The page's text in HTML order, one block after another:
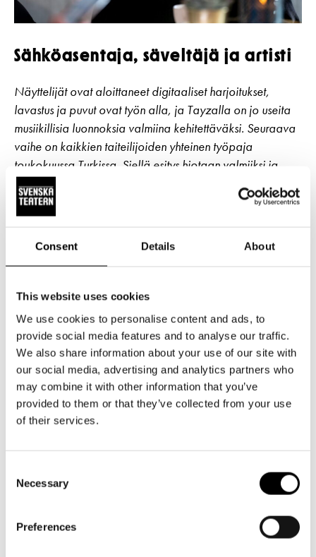
Consent Details About
This website uses cookies
We use cookies to personalise content and ads, to
provide social media features and to analyse our traffic.
We also share information about your use of our site with
our social media, advertising and analytics partners who
may combine it with other information that you’ve
provided to them or that they’ve collected from your use
of their services.
Selection
Necessary
Preferences
Sähköasentaja, säveltäjä ja artisti
Näyttelijät ovat aloittaneet digitaaliset harjoitukset,
lavastus ja puvut ovat työn alla, ja Tayzalla on jo useita
musiikillisia luonnoksia valmiina kehitettäväksi. Seuraava
vaihe on kaikkien taiteilijoiden yhteinen työpaja
toukokuussa Turkissa. Siellä esitys hiotaan valmiiksi ja
näyttelijät harjoittelevat yhdessä kolmen viikon ajan.
Mutta arki kutsuu! Kun hän ei sävellä, Tayza työskentelee
koteihin.
– Minulla on tentti toukokuussa. Teoriakoe, ja sen jälkeen
Gustaville, ja me keksimme kyllä varmasti jonkin
ratkaisun, hän sanoo hymyillen.
Sähkömies, säveltäjä ja artisti? Tayzan mielestä
täydellinen yhdistelmä.
antaa erilaista inspiraatiota. Ja tuo myös turvaa, sillä
musiikkialalla ei ole aina helppoa. Mutta musiikki tulee
aina olemaan osa elämääni – se on minulle kuin lääkettä.
Artikkeli julkaistiin alun perin norjaksi Unge Viken Teater
nin